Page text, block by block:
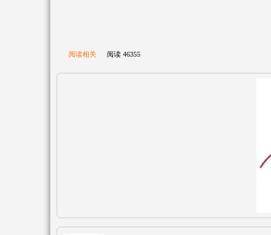
阅读相关 阅读 46355